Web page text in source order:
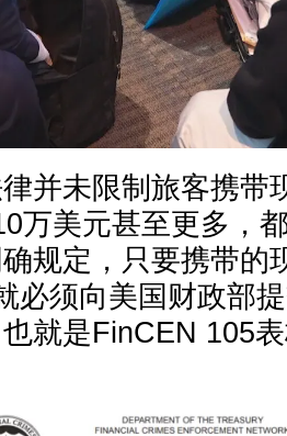
并未限制旅客携带
万美元甚至更多，
规定，只要携带的
必须向美国财政部
就是FinCEN 105